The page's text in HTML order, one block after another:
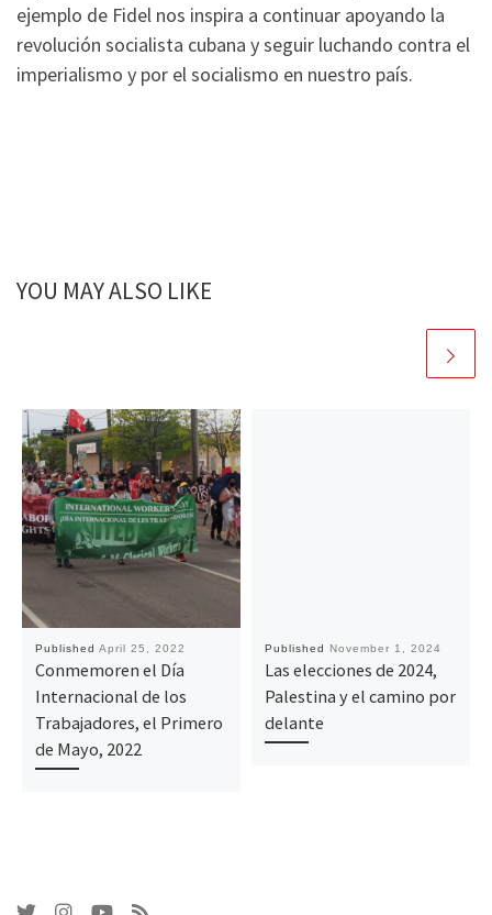
ejemplo de Fidel nos inspira a continuar apoyando la
revolución socialista cubana y seguir luchando contra el
imperialismo y por el socialismo en nuestro país.
YOU MAY ALSO LIKE
Published April 25, 2022
Conmemoren el Día
Internacional de los
Trabajadores, el Primero
de Mayo, 2022
Published November 1, 2024
Las elecciones de 2024,
Palestina y el camino por
delante